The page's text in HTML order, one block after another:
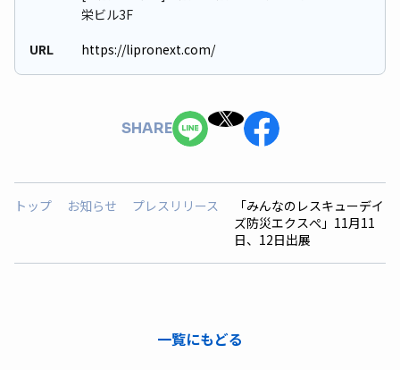
栄ビル3F
URL
https://lipronext.com/
SHARE
トップ お知らせ プレスリリース
「みんなのレスキューデイ
ズ防災エクスぺ」11月11
日、12日出展
一覧にもどる